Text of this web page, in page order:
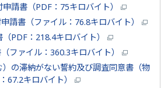
申請書（PDF：75キロバイト）
請書（ファイル：76.8キロバイト）
（PDF：218.4キロバイト）
ファイル：360.3キロバイト）
の滞納がない誓約及び調査同意書（物
67.2キロバイト）